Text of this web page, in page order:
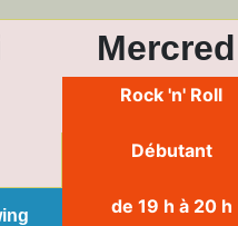
Rock 'n' Roll
Débutant
de 19 h à 20 h